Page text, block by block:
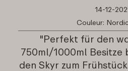
14-12-
Couleur:
"Perfekt für den
750ml/1000ml Besitze
den Skyr zum